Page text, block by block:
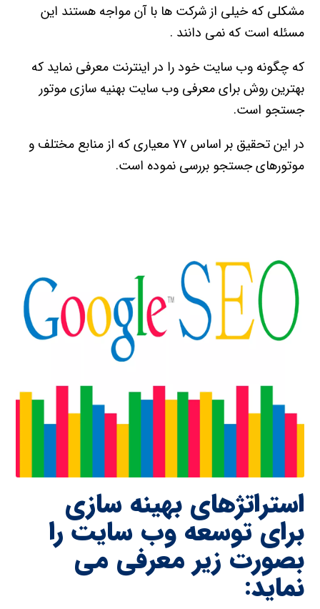
مشکلی که خیلی از شرکت ها با آن مواجه هستند این
مسئله است که نمی دانند .
که چگونه وب سایت خود را در اینترنت معرفی نماید که
بهترین روش برای معرفی وب سایت بهنیه سازی موتور
جستجو است.
در این تحقیق بر اساس ۷۷ معیاری که از منابع مختلف و
موتورهای جستجو بررسی نموده است.
استراتژهای بهینه سازی
برای توسعه وب سایت را
بصورت زیر معرفی می
نماید: